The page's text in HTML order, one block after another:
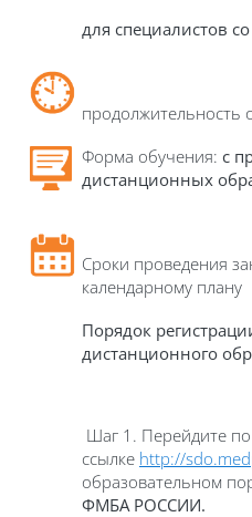
для специалистов
продолжительность
Форма обучения: с
дистанционных
Сроки проведения
календарному плану
Порядок
дистанционного
Шаг 1. Перейдите по
ссылке http://sdo.
образовательном
ФМБА РОССИИ.